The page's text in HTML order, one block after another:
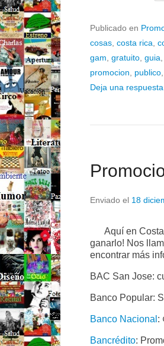
Publicado en
cosas costa rica
gam gratuito guia
promocion
publico
Deja una respuesta
Enviado el 18
Aquí en
ganarlo! Nos
encontrar más
BAC San Jose:
Banco Popular:
Banco Nacional :
Bancrédito: